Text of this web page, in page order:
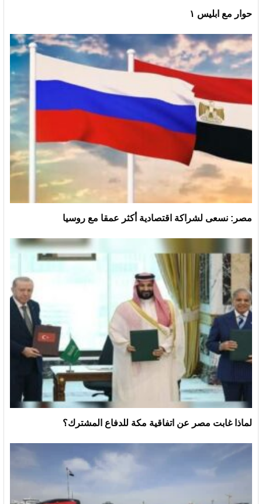
حوار مع ابليس ١
مصر: نسعى لشراكة اقتصادية أكثر عمقا مع روسيا
لماذا غابت مصر عن اتفاقية مكة للدفاع المشترك؟